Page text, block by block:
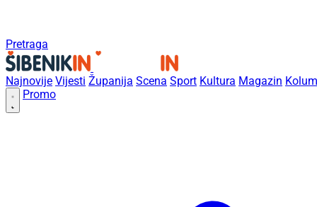
Pretraga
Najnovije Vijesti Županija Scena Sport Kultura Magazin
Promo